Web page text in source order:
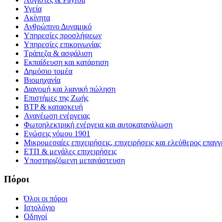
Υγεία
Ακίνητα
Ανθρώπινο Δυναμικό
Υπηρεσίες προσλήψεων
Υπηρεσίες επικοινωνίας
Τράπεζα & ασφάλιση
Εκπαίδευση και κατάρτιση
Δημόσιο τομέα
Βιομηχανία
Διανομή και λιανική πώληση
Επιστήμες της Ζωής
BTP & κατασκευή
Ανανέωση ενέργειας
Φωτοηλεκτρική ενέργεια και αυτοκατανάλωση
Ενώσεις νόμου 1901
Μικρομεσαίες επιχειρήσεις, επιχειρήσεις και ελεύθερος
ΕΤΠ & μεγάλες επιχειρήσεις
Υποστηριζόμενη μετανάστευση
Πόροι
Όλοι οι πόροι
Ιστολόγιο
Οδηγοί